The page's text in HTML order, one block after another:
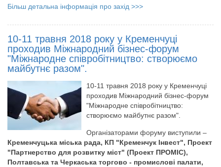
Більш детальна інформація про захід >>>
10-11 травня 2018 року у Кременчуці
проходив Міжнародний бізнес-форум
"Міжнародне співробітництво: створюємо
майбутнє разом".
10-11 травня 2018 року у Кременчуці
проходив Міжнародний бізнес-форум
"Міжнародне співробітництво:
створюємо майбутнє разом".
Організаторами форуму виступили –
Кременчуцька міська рада, КП "Кременчук Інвест", Проект
"Партнерство для розвитку міст" (Проект ПРОМІС),
Полтавська та Черкаська торгово - промислові палати,